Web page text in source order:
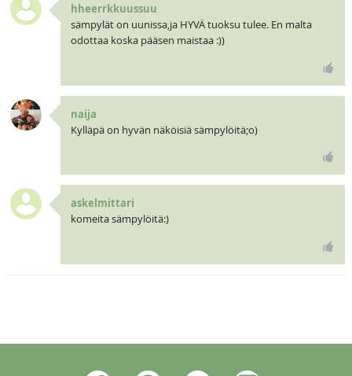
hheerrkkuussuu
sämpylät on uunissa,ja HYVÄ tuoksu tulee. En malta
odottaa koska pääsen maistaa :))
naija
Kylläpä on hyvän näköisiä sämpylöitä;o)
askelmittari
komeita sämpylöitä:)